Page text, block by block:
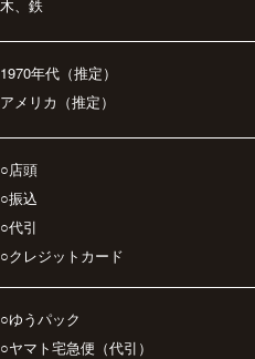
木、鉄
1970年代（推定）
アメリカ（推定）
○店頭
○振込
○代引
○クレジットカード
○ゆうパック
○ヤマト宅急便（代引）